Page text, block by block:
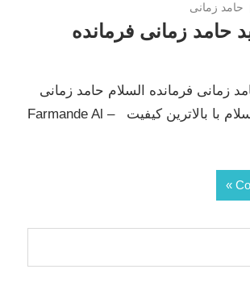
حامد زمانی
حامد زمانی فرمانده
زمانی فرمانده السلام حامد زمانی
بنام فرمانده السلام با بالاترین کیفیت – Farmande Al